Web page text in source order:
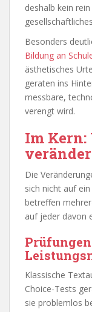
deshalb kein
Besonders
Bildung an
ästhetisches
geraten ins
messbare,
verengt wird.
Im
Die
sich nicht auf
betreffen
auf jeder davon
Klassische
Choice-Tests
sie problemlos